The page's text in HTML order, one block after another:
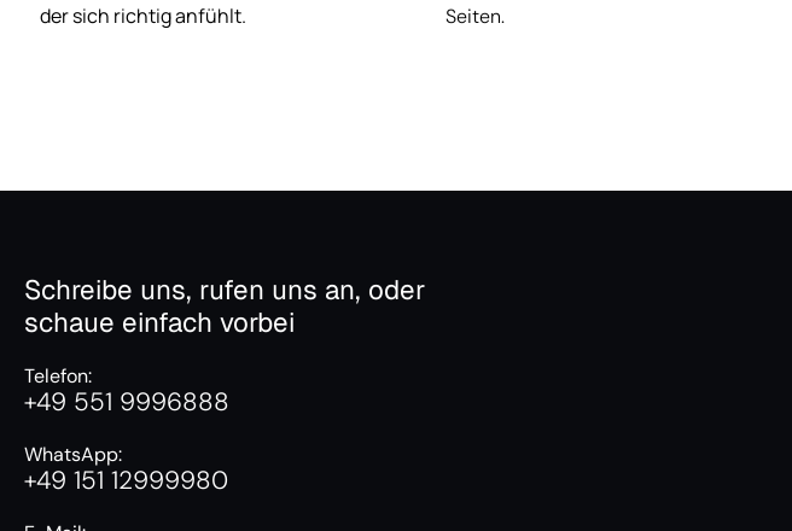
der sich richtig anfühlt.
Seiten.
Schreibe uns, rufen uns an, oder
schaue einfach vorbei
Telefon:
+49 551 9996888
WhatsApp:
+49 151 12999980